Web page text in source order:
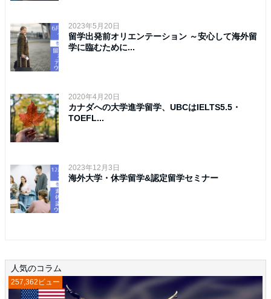
2023年5月20日
留学出発前オリエンテーション ～安心して海外留
学に臨むために...
2020年4月20日
カナダへの大学進学留学、UBCはIELTS5.5・
TOEFL...
2023年12月3日
海外大学・休学留学&認定留学セミナー
人気のコラム
257,362ビュー